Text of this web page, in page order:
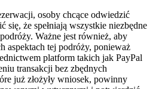
osoby chcące odwiedzić
się, że spełniają wszystkie niezbędne
Ważne jest również, aby
aspektach tej podróży, ponieważ
platform takich jak PayPal
transakcji bez zbędnych
już złożyły wniosek, powinny